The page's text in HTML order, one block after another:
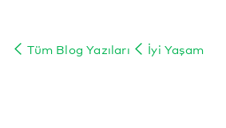
Tüm Blog Yazıları İyi Yaşam